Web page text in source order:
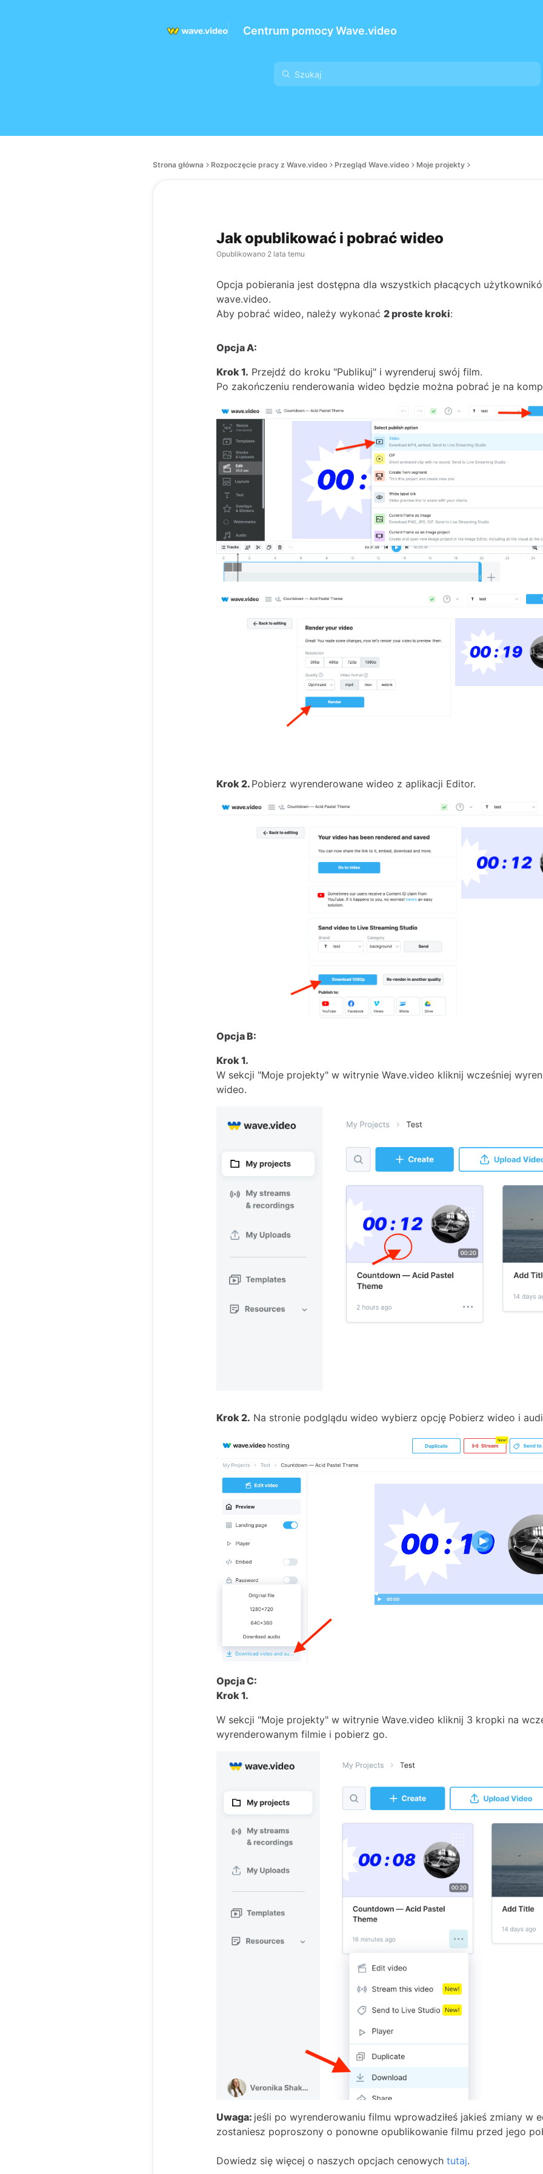
Centrum pomocy Wave.video
Strona główna Rozpoczęcie pracy z Wave.video Przegląd Wave.video Moje projekty
Jak opublikować i pobrać wideo
Opublikowano 2 lata temu
Opcja pobierania jest dostępna dla wszystkich płacących
wave.video.
Aby pobrać wideo, należy wykonać 2 proste kroki:
Opcja A:
Krok 1. Przejdź do kroku "Publikuj" i wyrenderuj swój film.
Po zakończeniu renderowania wideo będzie można pobrać je na
Krok 2. Pobierz wyrenderowane wideo z aplikacji Editor.
Opcja B:
Krok 1.
W sekcji "Moje projekty" w witrynie Wave.video kliknij wcześniej
wideo.
Krok 2. Na stronie podglądu wideo wybierz opcję Pobierz wideo i
Opcja C:
Krok 1.
W sekcji "Moje projekty" w witrynie Wave.video kliknij 3 kropki na
wyrenderowanym filmie i pobierz go.
Uwaga: jeśli po wyrenderowaniu filmu wprowadziłeś jakieś zmiany w
zostaniesz poproszony o ponowne opublikowanie filmu przed jego
Dowiedz się więcej o naszych opcjach cenowych tutaj.